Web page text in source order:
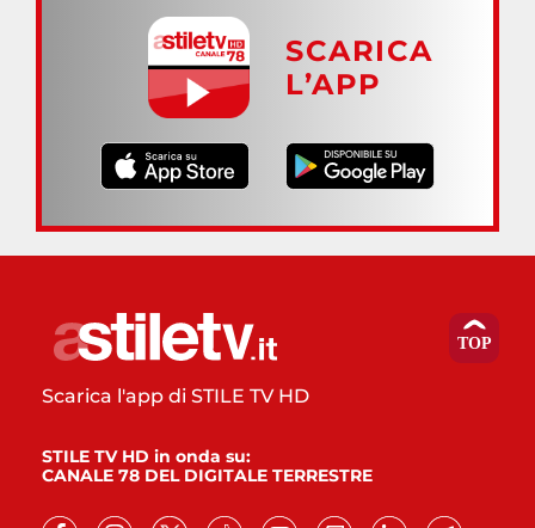
SCARICA
L’APP
Scarica l'app di STILE TV HD
STILE TV HD in onda su:
CANALE 78 DEL DIGITALE TERRESTRE